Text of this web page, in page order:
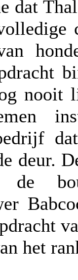
dat
nooit
deur.
het